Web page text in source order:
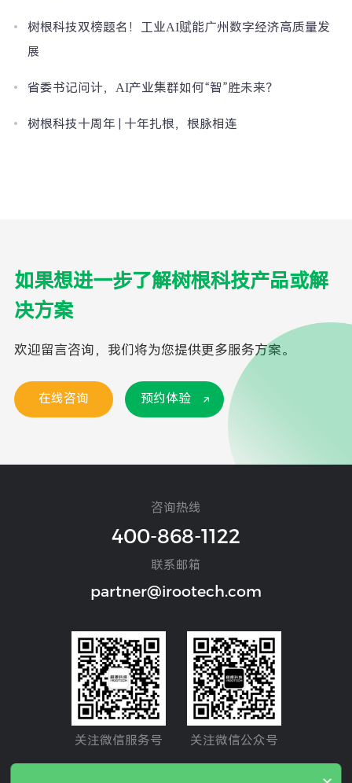
树根科技双榜题名！工业AI赋能广州数字经济高质量发
展
省委书记问计，AI产业集群如何“智”胜未来？
树根科技十周年 | 十年扎根，根脉相连
如果想进一步了解树根科技产品或解
决方案
欢迎留言咨询，我们将为您提供更多服务方案。
在线咨询 预约体验
咨询热线
400-868-1122
联系邮箱
partner@irootech.com
关注微信服务号 关注微信公众号